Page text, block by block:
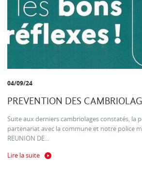
04/09/24
PREVENTION DES
Suite aux derniers cambriolages constatés, la
partenariat avec la commune et notre police
REUNION DE...
Lire la suite